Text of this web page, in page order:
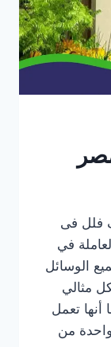
فلل فى
في
الوسائل
مثالي
تعمل
من